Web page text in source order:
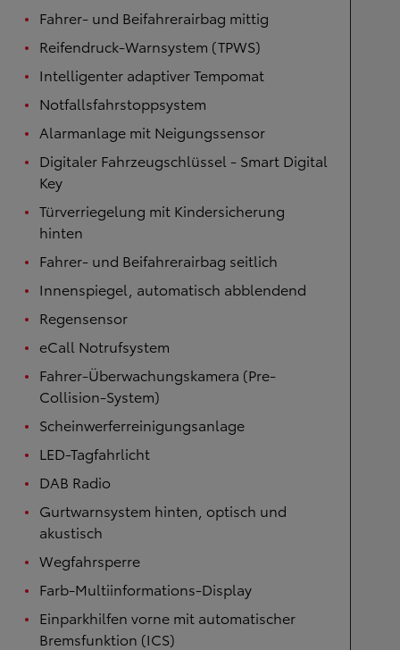
Fahrer- und Beifahrerairbag mittig
Reifendruck-Warnsystem (TPWS)
Intelligenter adaptiver Tempomat
Notfallsfahrstoppsystem
Alarmanlage mit Neigungssensor
Digitaler Fahrzeugschlüssel - Smart Digital
Key
Türverriegelung mit Kindersicherung
hinten
Fahrer- und Beifahrerairbag seitlich
Innenspiegel, automatisch abblendend
Regensensor
eCall Notrufsystem
Fahrer-Überwachungskamera (Pre-
Collision-System)
Scheinwerferreinigungsanlage
LED-Tagfahrlicht
DAB Radio
Gurtwarnsystem hinten, optisch und
akustisch
Wegfahrsperre
Farb-Multiinformations-Display
Einparkhilfen vorne mit automatischer
Bremsfunktion (ICS)